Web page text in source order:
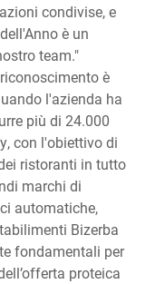
condivise, e
è un
team."
è
l'azienda ha
più di 24.000
con l'obiettivo di
ristoranti in tutto
marchi di
automatiche,
Bizerba
fondamentali per
proteica